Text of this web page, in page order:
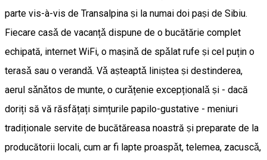
parte vis-à-vis de Transalpina ṣi la numai doi paṣi de Sibiu.
Fiecare casǎ de vacanțǎ dispune de o bucătărie complet
echipată, internet WiFi, o maṣinǎ de spǎlat rufe ṣi cel puțin o
terasǎ sau o verandǎ. Vǎ aṣteaptǎ liniṣtea ṣi destinderea,
aerul sǎnǎtos de munte, o curǎțenie excepționalǎ ṣi - dacă
doriți să vă răsfățați simțurile papilo-gustative - meniuri
tradiționale servite de bucătăreasa noastră ṣi preparate de la
producătorii locali, cum ar fi lapte proaspǎt, telemea, zacuscǎ,